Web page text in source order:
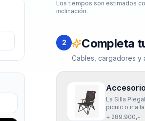
Los tiempos son estimados
inclinación.
2 Completa
Cables, cargadores y
La Silla
picnic o ir a
apoyo para
+ 289.900,-